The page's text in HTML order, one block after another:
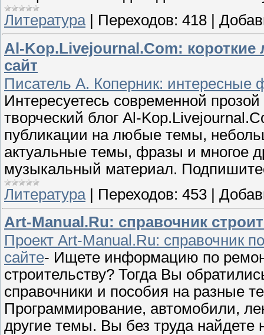
Литература| Переходов: 418
Al-Kop.Livejournal.Com: короткие
сайт
Писатель А. Коперник:
Интересуетесь современной
творческий блог Al-
публикации на любые темы,
актуальные темы, фразы и многое
музыкальный материал.
Литература| Переходов: 453 |
Art-Manual.Ru: справочник
Проект Art-Manual.Ru: справочник
сайте- Ищете информацию по
строительству? Тогда Вы
справочники и пособия на разные
Программирование, автомобили,
другие темы. Вы без труда